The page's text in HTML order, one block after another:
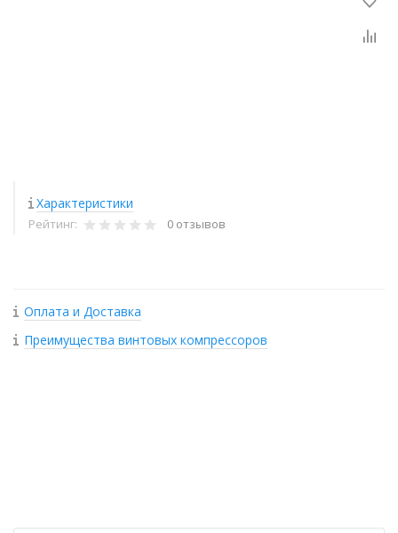
Характеристики
Рейтинг: 0 отзывов
Оплата и Доставка
Преимущества винтовых компрессоров